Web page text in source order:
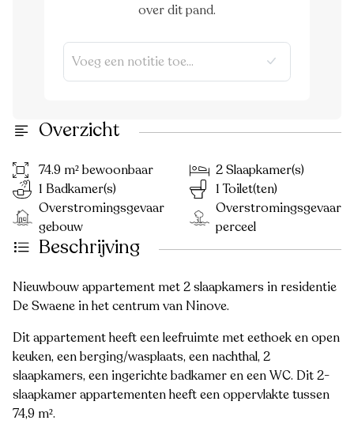
over dit pand.
Overzicht
74.9 m² bewoonbaar
2 Slaapkamer(s)
1 Badkamer(s)
1 Toilet(ten)
Overstromingsgevaar
gebouw
Overstromingsgevaar
perceel
Beschrijving
Nieuwbouw appartement met 2 slaapkamers in residentie
De Swaene in het centrum van Ninove.
Dit appartement heeft een leefruimte met eethoek en open
keuken, een berging/wasplaats, een nachthal, 2
slaapkamers, een ingerichte badkamer en een WC. Dit 2-
slaapkamer appartementen heeft een oppervlakte tussen
74,9 m².